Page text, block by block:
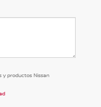
y productos Nissan